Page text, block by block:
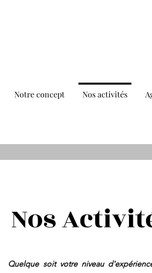
Notre concept Nos activités
Nos
Quelque soit votre niveau